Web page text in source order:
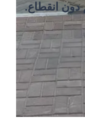
دون انقطاع.